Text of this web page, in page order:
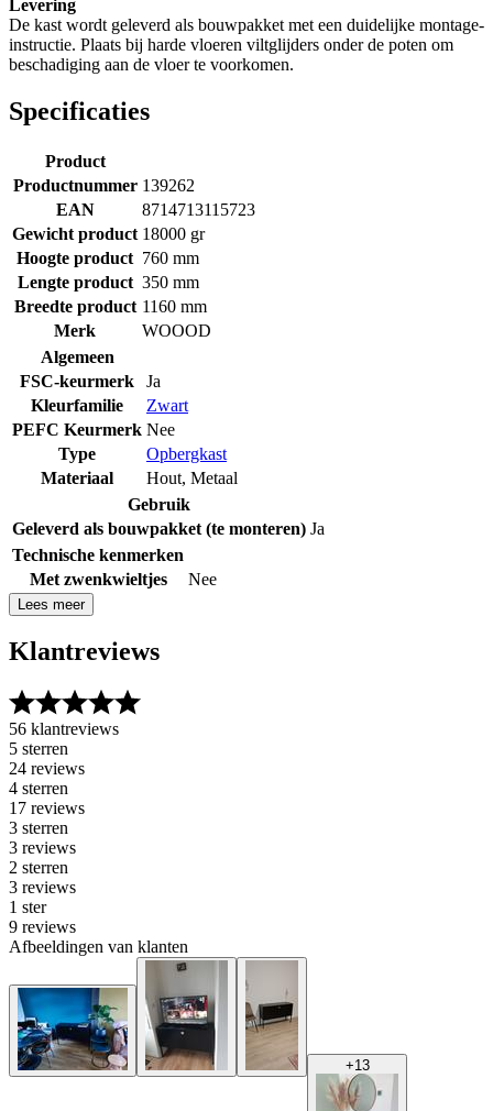
Levering
De kast wordt geleverd als bouwpakket met een duidelijke montage-
instructie. Plaats bij harde vloeren viltglijders onder de poten om
beschadiging aan de vloer te voorkomen.
Specificaties
Product
Productnummer 139262
EAN
8714713115723
Gewicht product 18000 gr
Hoogte product 760 mm
Lengte product 350 mm
Breedte product 1160 mm
Merk
WOOOD
Algemeen
FSC-keurmerk
Ja
Kleurfamilie
Zwart
PEFC Keurmerk Nee
Type
Opbergkast
Materiaal
Hout, Metaal
Gebruik
Geleverd als bouwpakket (te monteren) Ja
Technische kenmerken
Met zwenkwieltjes
Nee
Lees meer
Klantreviews
56 klantreviews
5 sterren
24 reviews
4 sterren
17 reviews
3 sterren
3 reviews
2 sterren
3 reviews
1 ster
9 reviews
Afbeeldingen van klanten
+13